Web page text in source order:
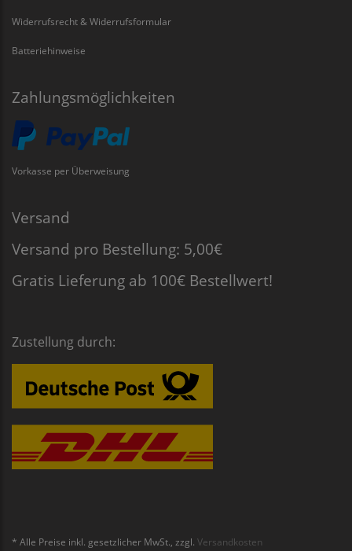
Widerrufsrecht & Widerrufsformular
Batteriehinweise
Zahlungsmöglichkeiten
Vorkasse per Überweisung
Versand
Versand pro Bestellung: 5,00€
Gratis Lieferung ab 100€ Bestellwert!
Zustellung durch:
* Alle Preise inkl. gesetzlicher MwSt., zzgl. Versandkosten